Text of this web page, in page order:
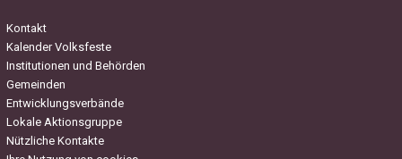
Kontakt
Kalender Volksfeste
Institutionen und Behörden
Gemeinden
Entwicklungsverbände
Lokale Aktionsgruppe
Nützliche Kontakte